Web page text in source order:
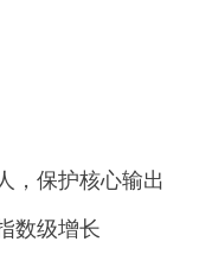
，保护核心输出
数级增长